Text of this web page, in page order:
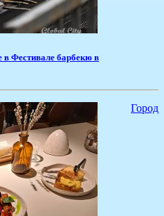
в Фестивале барбекю в
Город